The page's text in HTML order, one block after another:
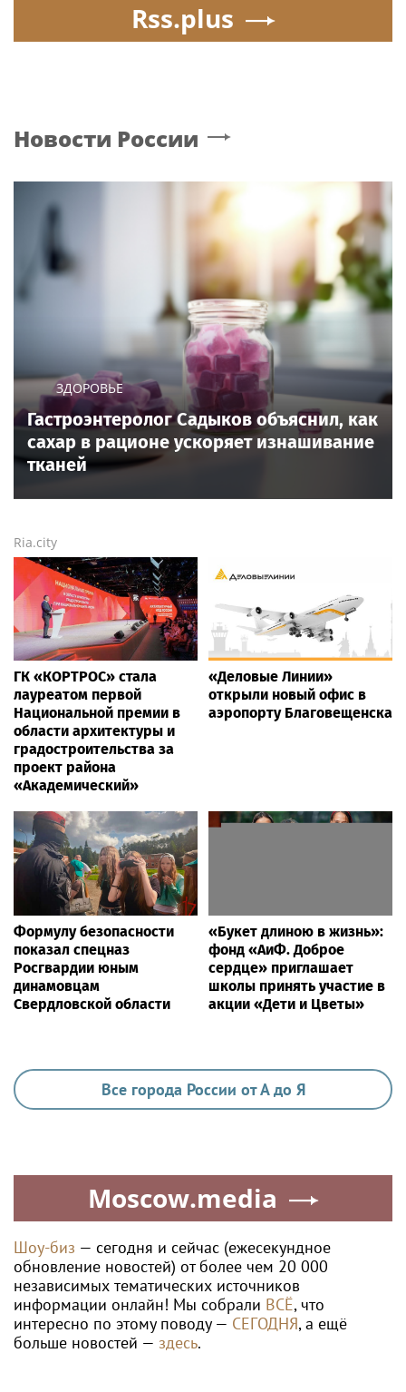
Rss.plus
Новости России
ЗДОРОВЬЕ
Гастроэнтеролог Садыков объяснил, как
сахар в рационе ускоряет изнашивание
тканей
Ria.city
ГК «КОРТРОС» стала
лауреатом первой
Национальной премии в
области архитектуры и
градостроительства за
проект района
«Академический»
«Деловые Линии»
открыли новый офис в
аэропорту Благовещенска
Формулу безопасности
показал спецназ
Росгвардии юным
динамовцам
Свердловской области
«Букет длиною в жизнь»:
фонд «АиФ. Доброе
сердце» приглашает
школы принять участие в
акции «Дети и Цветы»
Все города России от А до Я
Moscow.media
Шоу-биз — сегодня и сейчас (ежесекундное
обновление новостей) от более чем 20 000
независимых тематических источников
информации онлайн! Мы собрали ВСЁ, что
интересно по этому поводу — СЕГОДНЯ, а ещё
больше новостей — здесь.